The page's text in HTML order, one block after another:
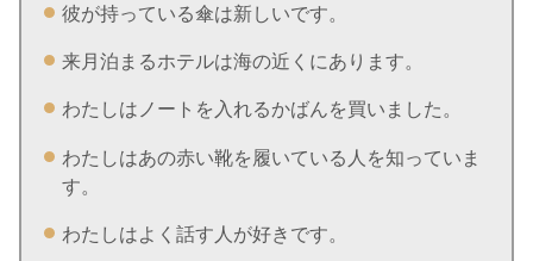
彼が持っている傘は新しいです。
来月泊まるホテルは海の近くにあります。
わたしはノートを入れるかばんを買いました。
わたしはあの赤い靴を履いている人を知っていま
す。
わたしはよく話す人が好きです。